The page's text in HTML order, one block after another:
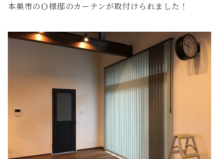
本巣市のＯ様邸のカーテンが取付けられました！